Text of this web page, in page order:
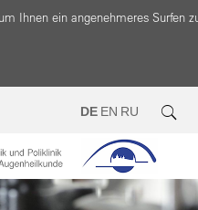
Ihnen ein angenehmeres Surfen
DE EN RU